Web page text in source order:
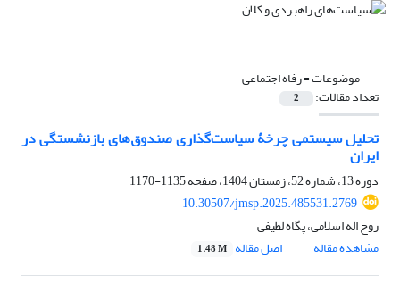
موضوعات =رفاه اجتماعی
تعداد مقالات: 2
تحلیل سیستمی چرخۀ سیاست‌گذاری صندوق‌های بازنشستگی در
ایران
دوره 13، شماره 52، زمستان 1404، صفحه
1135-1170
10.30507/jmsp.2025.485531.2769
روح اله اسلامی، پگاه لطیفی
مشاهده مقاله
اصل مقاله 1.48 M